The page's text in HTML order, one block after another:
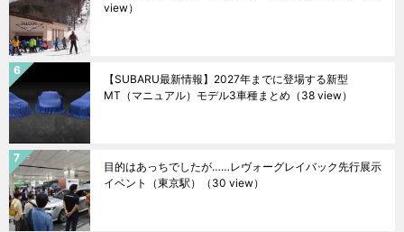
view）
【SUBARU最新情報】2027年までに登場する新型
MT（マニュアル）モデル3車種まとめ （38 view）
目的はあっちでしたが……レヴォーグレイバック先行展示
イベント（東京駅）
（30 view）